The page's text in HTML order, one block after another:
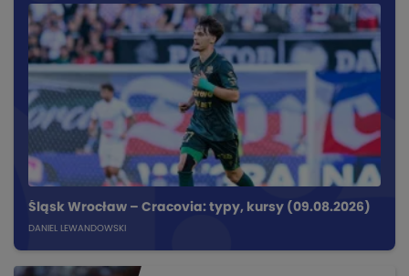
Śląsk Wrocław – Cracovia: typy, kursy (09.08.2026)
DANIEL LEWANDOWSKI